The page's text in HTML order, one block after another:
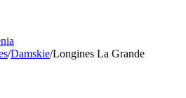
/Damskie/Longines La Grande